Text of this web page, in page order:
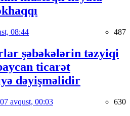
08:44 487
şəbəkələrin təzyiqi
ticarət
dəyişməlidir
07 avqust, 00:03 630